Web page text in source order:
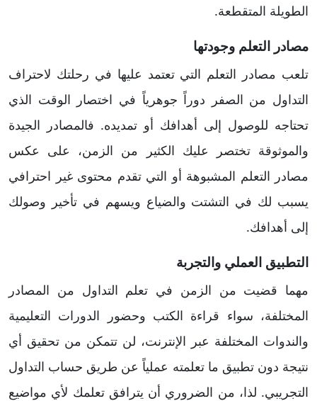
الطويلة المتقطعة.
مصادر التعلم وجودتها
تلعب مصادر التعلم التي تعتمد عليها في رحلتك لاحتراف
التداول من الصفر دوراً جوهرياً في اختصار الوقت الذي
تحتاجه للوصول إلى أهدافك أو تمديده. فالمصادر الجيدة
والموثوقة تختصر عليك الكثير من الزمن، على عكس
مصادر التعلم المشبوهة أو التي تقدم محتوى غير احترافي
يسبب لك في التشتت والضياع ويسهم في تأخير وصولك
إلى أهدافك.
التطبيق العملي والتجربة
مهما قضيت من الزمن في تعلم التداول من المصادر
المختلفة، سواء قراءة الكتب وحضور الدورات التعليمية
والندوات المختلفة عبر الإنترنت، لن تتمكن من تحقيق أي
نتيجة دون تطبيق ما تعلمته عملياً عن طريق حساب التداول
التجريبي. لذا، من الضروري أن يترافق تعلمك لأي مواضيع